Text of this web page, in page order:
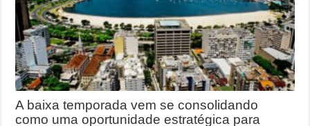
A baixa temporada vem se consolidando
como uma oportunidade estratégica para